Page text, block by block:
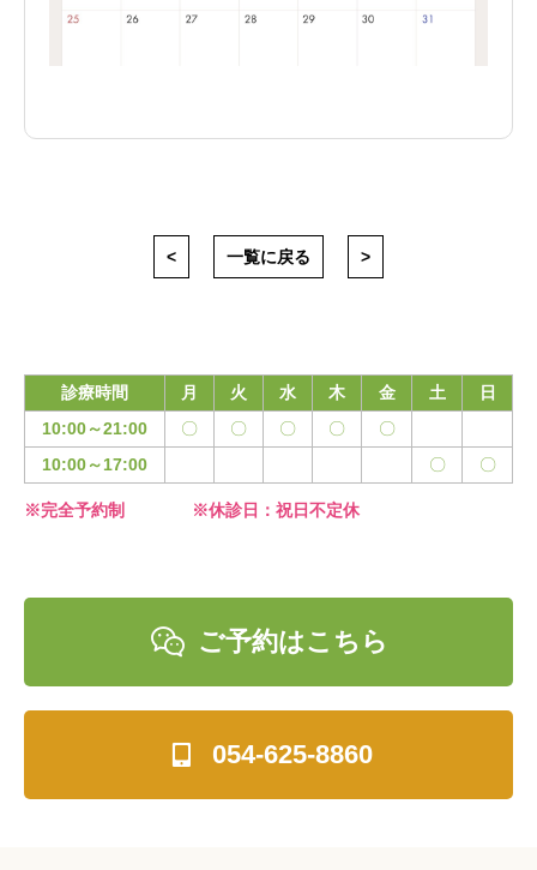
< 一覧に戻る >
診療時間 月 火 水 木 金 土
日
10:00～21:00
〇 〇 〇 〇
〇
10:00～17:00
〇 〇
※完全予約制 ※休診日：祝日不定休
 ご予約はこちら
 054-625-8860